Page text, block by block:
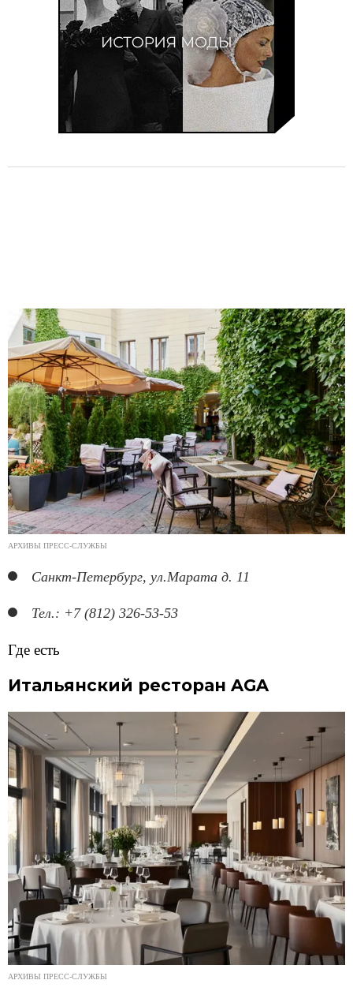
АРХИВЫ ПРЕСС-СЛУЖБЫ
Санкт-Петербург, ул.Марата д. 11
Тел.: +7 (812) 326-53-53
Где есть
Итальянский ресторан AGA
АРХИВЫ ПРЕСС-СЛУЖБЫ